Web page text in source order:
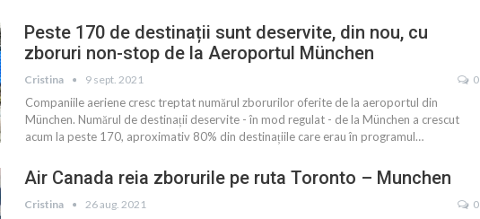
Peste 170 de destinații sunt deservite, din nou, cu
zboruri non-stop de la Aeroportul München
Cristina 9 sept. 2021 0
Companiile aeriene cresc treptat numărul zborurilor oferite de la aeroportul din
München. Numărul de destinații deservite - în mod regulat - de la München a crescut
acum la peste 170, aproximativ 80% din destinațiile care erau în programul…
Air Canada reia zborurile pe ruta Toronto – Munchen
Cristina 26 aug. 2021 0